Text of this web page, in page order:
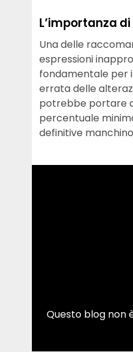
L’importanza
Una delle
espressioni
fondamentale per
errata delle
potrebbe portare
percentuale
definitive
Questo blog non